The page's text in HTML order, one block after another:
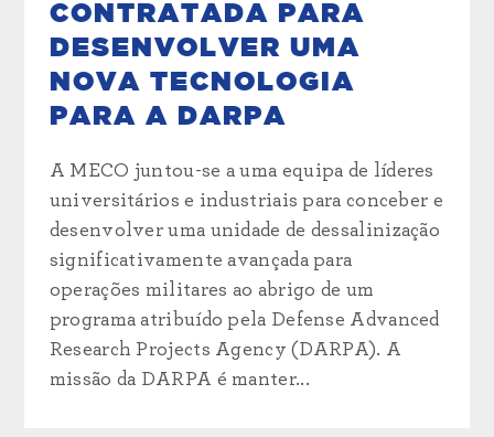
CONTRATADA PARA
DESENVOLVER UMA
NOVA TECNOLOGIA
PARA A DARPA
A MECO juntou-se a uma equipa de líderes
universitários e industriais para conceber e
desenvolver uma unidade de dessalinização
significativamente avançada para
operações militares ao abrigo de um
programa atribuído pela Defense Advanced
Research Projects Agency (DARPA). A
missão da DARPA é manter...